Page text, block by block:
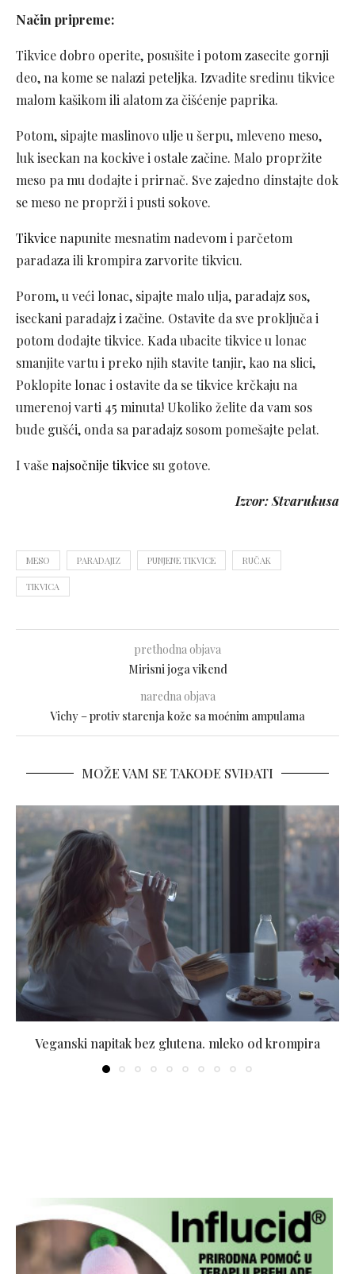
Način pripreme:
Tikvice dobro operite, posušite i potom zasecite gornji
deo, na kome se nalazi peteljka. Izvadite sredinu tikvice
malom kašikom ili alatom za čišćenje paprika.
Potom, sipajte maslinovo ulje u šerpu, mleveno meso,
luk iseckan na kockive i ostale začine. Malo propržite
meso pa mu dodajte i prirnač. Sve zajedno dinstajte dok
se meso ne proprži i pusti sokove.
Tikvicenapunite mesnatim nadevom i parčetom
paradaza ili krompira zarvorite tikvicu.
Porom, u veći lonac, sipajte malo ulja, paradajz sos,
iseckani paradajz i začine. Ostavite da sve proključa i
potom dodajte tikvice. Kada ubacite tikvice u lonac
smanjite vartu i preko njih stavite tanjir, kao na slici,
Poklopite lonac i ostavite da se tikvice krčkaju na
umerenoj varti 45 minuta! Ukoliko želite da vam sos
bude gušći, onda sa paradajz sosom pomešajte pelat.
I vašenajsočnije tikvice su gotove.
Izvor: Stvarukusa
MESO PARADAJIZ PUNJENE TIKVICE RUČAK
TIKVICA
prethodna objava
Mirisni joga vikend
naredna objava
Vichy – protiv starenja kože sa moćnim ampulama
MOŽE VAM SE TAKOĐE SVIĐATI
Veganski napitak bez glutena. mleko od krompira